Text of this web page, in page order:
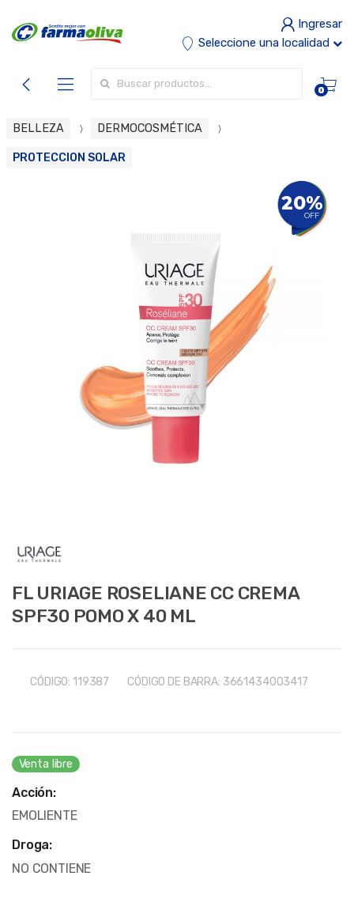
Ingresar
Seleccione una localidad
0
BELLEZA DERMOCOSMÉTICA
PROTECCION SOLAR
20%
OFF
FL URIAGE ROSELIANE CC CREMA
SPF30 POMO X 40 ML
CÓDIGO: 119387 CÓDIGO DE BARRA: 3661434003417
Venta libre
Acción:
EMOLIENTE
Droga:
NO CONTIENE